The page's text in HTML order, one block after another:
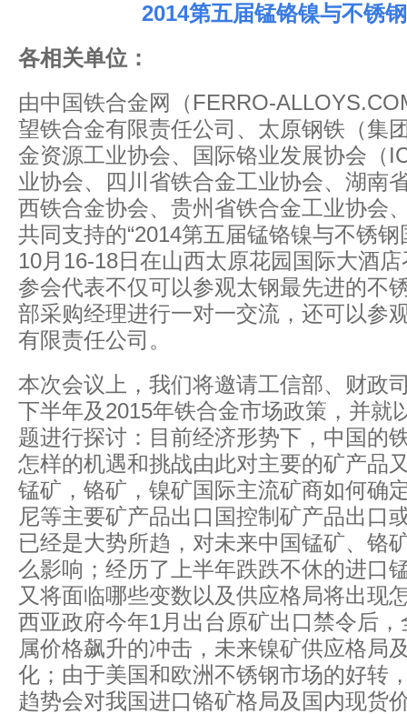
2014第五届锰铬镍与不锈
各相关单位：
由中国铁合金网（FERRO-
望铁合金有限责任公司、太原钢铁（集
金资源工业协会、国际铬业发展协会（
业协会、四川省铁合金工业协会、湖南
西铁合金协会、贵州省铁合金工业协会
共同支持的“2014第五届锰铬镍与不锈
10月16-18日在山西太原花园国际大酒
参会代表不仅可以参观太钢最先进的不
部采购经理进行一对一交流，还可以参
有限责任公司。
本次会议上，我们将邀请工信部、财政
下半年及2015年铁合金市场政策，并就
题进行探讨：目前经济形势下，中国的
怎样的机遇和挑战由此对主要的矿产品
锰矿，铬矿，镍矿国际主流矿商如何确
尼等主要矿产品出口国控制矿产品出口
已经是大势所趋，对未来中国锰矿、铬
么影响；经历了上半年跌跌不休的进口
又将面临哪些变数以及供应格局将出现
西亚政府今年1月出台原矿出口禁令后
属价格飙升的冲击，未来镍矿供应格局
化；由于美国和欧洲不锈钢市场的好转
趋势会对我国进口铬矿格局及国内现货